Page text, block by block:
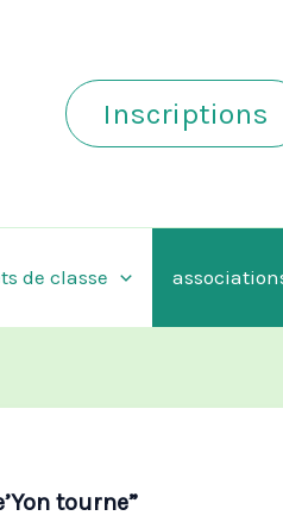
Inscriptions
de classe
tourne”